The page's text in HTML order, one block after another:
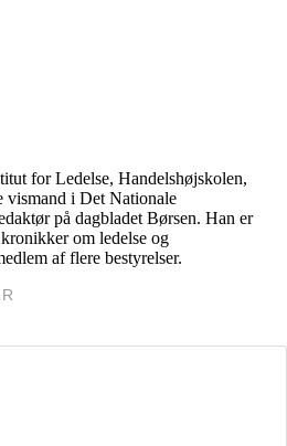
for Ledelse, Handelshøjskolen,
vismand i Det Nationale
på dagbladet Børsen. Han er
om ledelse og
af flere bestyrelser.